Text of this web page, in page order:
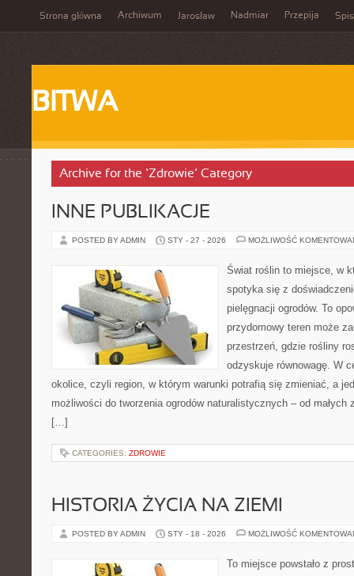
Strona główna Archiwum Jarosław Nadmiar Przepija
BITWA
Archive for the ‘Zdrowie’ Category
INNE PUBLIKACJE
POSTED BY ADMIN STY - 27 - 2026 MOŻLIWOŚĆ
Świat roślin to miejsce, w
spotyka się z
pielęgnacji ogrodów. To
przydomowy teren może
przestrzeń, gdzie rośliny
odzyskuje równowagę. W
okolice, czyli region, w którym warunki potrafią się zmieniać, a
możliwości do tworzenia ogrodów naturalistycznych – od małych
[…]
CATEGORIES: ZDROWIE
HISTORIA ŻYCIA NA ZIEMI
POSTED BY ADMIN STY - 18 - 2026 MOŻLIWOŚĆ
To miejsce powstało z